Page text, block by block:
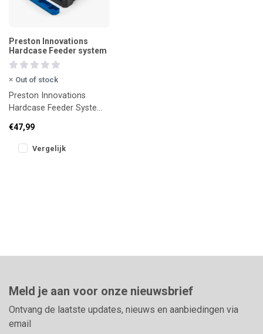
Preston Innovations
Hardcase Feeder system
Out of stock
Preston Innovations
Hardcase Feeder System
oplossing om voerkorven
overzic
€47,99
Vergelijk
Meld je aan voor onze nieuwsbrief
Ontvang de laatste updates, nieuws en aanbiedingen via
email